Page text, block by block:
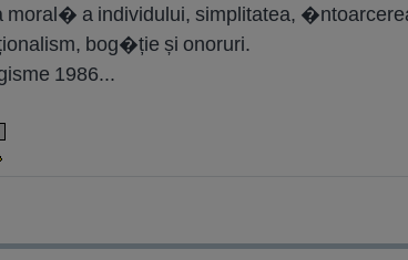
a individului, simplitatea,
bog�ție și onoruri.
1986...